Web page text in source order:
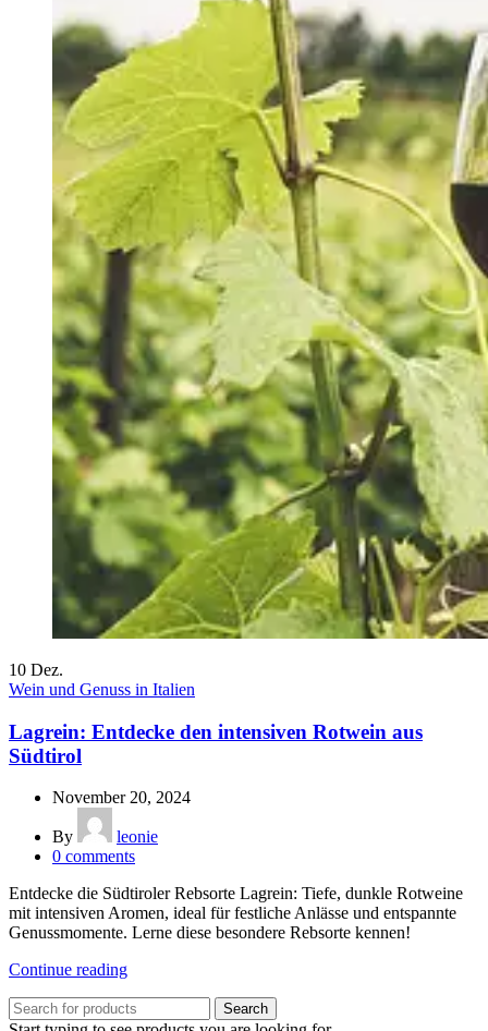
10 Dez.
Wein und Genuss in Italien
Lagrein: Entdecke den intensiven Rotwein aus
Südtirol
November 20, 2024
By
leonie
0 comments
Entdecke die Südtiroler Rebsorte Lagrein: Tiefe, dunkle Rotweine
mit intensiven Aromen, ideal für festliche Anlässe und entspannte
Genussmomente. Lerne diese besondere Rebsorte kennen!
Continue reading
Search